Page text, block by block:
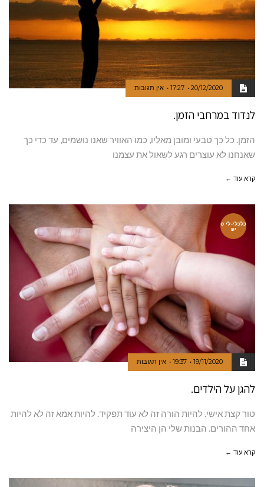
20/12/2020
17:27 אין תגובות
לנדוד במרחבי הזמן.
הזמן. כל כך טבעי ומובן מאליו, כמו האוויר שאנו נושמים, עד כדי כך
שאנחנו לא עוצרים רגע לשאול את עצמנו
קרא עוד ←
כלכלי-לי ט
יפ
19/11/2020
19:37 אין תגובות
להגן על הילדים.
טור קצת אישי. להיות הורה זה לא עוד תפקיד. להיות אמא זה לא להיות
אחד ההורים. הבנות שלי הן היצירה
קרא עוד ←